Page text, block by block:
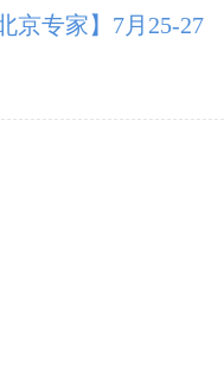
京专家】7月25-27
授亲临成都会诊，